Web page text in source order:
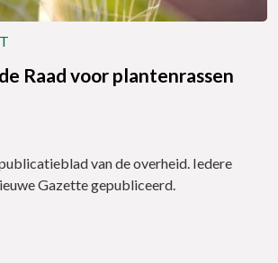
Raad voor plantenrassen
van de overheid. Iedere
Gazette gepubliceerd.